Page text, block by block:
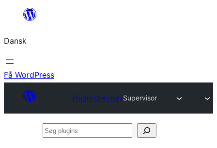
Spring
indhold
Dansk
Få WordPress
Plugin DirectorySupervisor
Søg